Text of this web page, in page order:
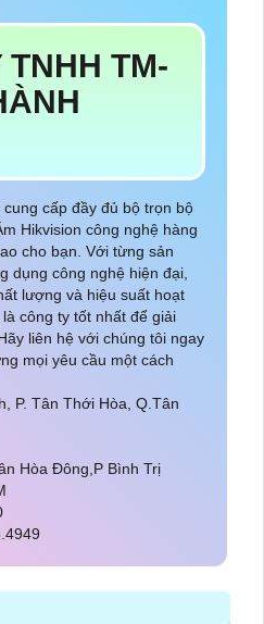
TNHH TM-
cấp đầy đủ bộ trọn bộ
Hikvision công nghệ hàng
cho bạn. Với từng sản
dụng công nghệ hiện đại,
lượng và hiệu suất hoạt
công ty tốt nhất để giải
liên hệ với chúng tôi ngay
mọi yêu cầu một cách
P. Tân Thới Hòa, Q.Tân
Hòa Đông,P Bình Trị